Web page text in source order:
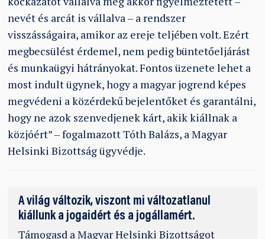
nevét és arcát is vállalva – a rendszer
visszásságaira, amikor az ereje teljében volt. Ezért
megbecsülést érdemel, nem pedig büntetőeljárást
és munkaügyi hátrányokat. Fontos üzenete lehet a
most indult ügynek, hogy a magyar jogrend képes
megvédeni a közérdekű bejelentőket és garantálni,
hogy ne azok szenvedjenek kárt, akik kiállnak a
közjóért” – fogalmazott Tóth Balázs, a Magyar
Helsinki Bizottság ügyvédje.
A világ változik, viszont mi változatlanul
kiállunk a jogaidért és a jogállamért.
Támogasd a Magyar Helsinki Bizottságot